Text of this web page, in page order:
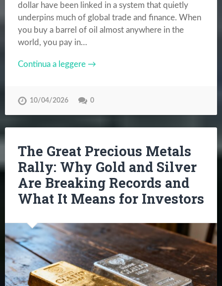
dollar have been linked in a system that quietly
underpins much of global trade and finance. When
you buy a barrel of oil almost anywhere in the
world, you pay in…
Continua a leggere →
10/04/2026 0
The Great Precious Metals
Rally: Why Gold and Silver
Are Breaking Records and
What It Means for Investors